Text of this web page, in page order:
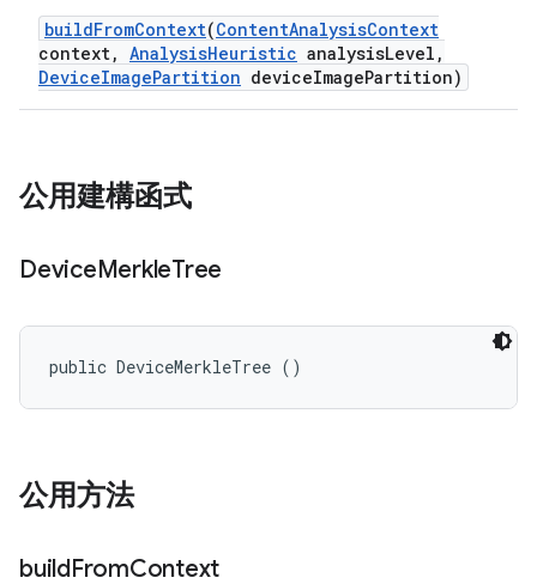
buildFromContext(ContentAnalysisContext
context, AnalysisHeuristic analysisLevel ,
DeviceImagePartition deviceImagePartition)
公用建構函式
DeviceMerkleTree
public DeviceMerkleTree ()
公用方法
buildFromContext